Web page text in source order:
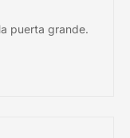
puerta grande.